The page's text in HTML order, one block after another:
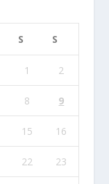
S S
1 2
8 9
15 16
22 23